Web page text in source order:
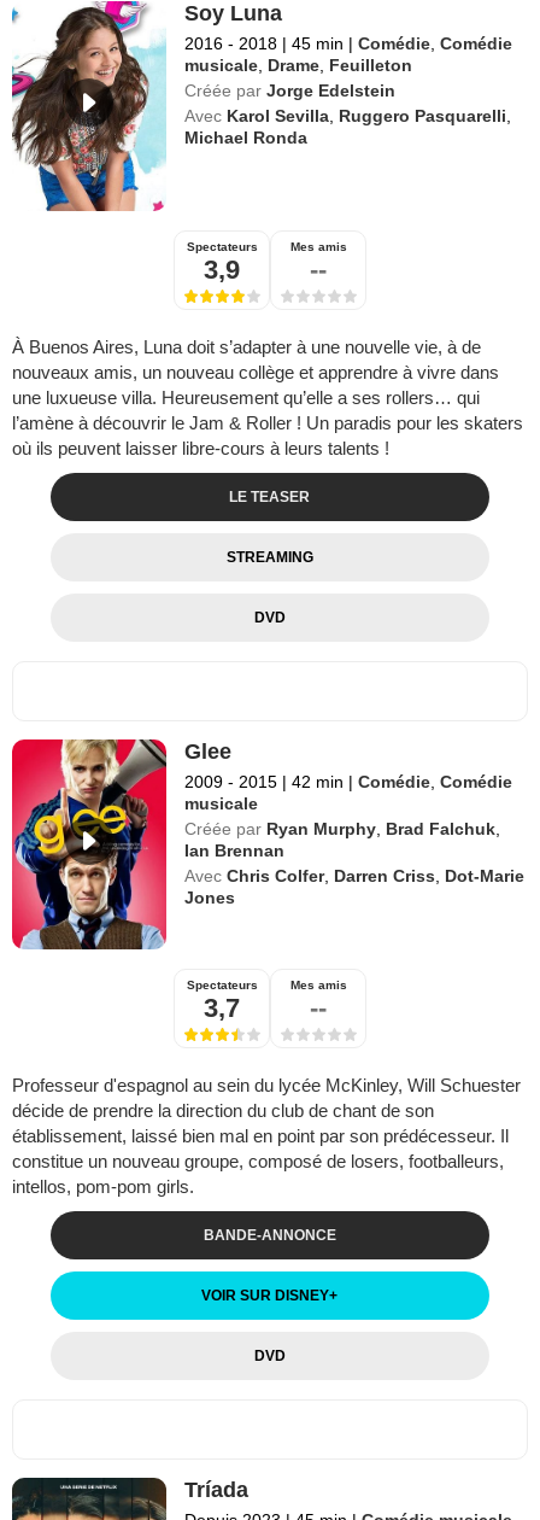
Soy Luna
2016 - 2018 | 45 min | Comédie ,Comédie
musicale Drame Feuilleton
Créée par Jorge Edelstein
Avec Karol Sevilla Ruggero Pasquarelli
Michael Ronda
Spectateurs
3,9
Mes amis
--
À Buenos Aires, Luna doit s’adapter à une nouvelle vie, à de
nouveaux amis, un nouveau collège et apprendre à vivre dans
une luxueuse villa. Heureusement qu’elle a ses rollers… qui
l’amène à découvrir le Jam & Roller ! Un paradis pour les skaters
où ils peuvent laisser libre-cours à leurs talents !
LE TEASER
STREAMING
DVD
Glee
2009 - 2015 | 42 min | Comédie ,Comédie
musicale
Créée par Ryan Murphy Brad Falchuk
Ian Brennan
Avec Chris Colfer, Darren Criss
Dot-Marie
Jones
Spectateurs
3,7
Mes amis
--
Professeur d'espagnol au sein du lycée McKinley, Will Schuester
décide de prendre la direction du club de chant de son
établissement, laissé bien mal en point par son prédécesseur. Il
constitue un nouveau groupe, composé de losers, footballeurs,
intellos, pom-pom girls.
BANDE-ANNONCE
VOIR SUR DISNEY+
DVD
Tríada